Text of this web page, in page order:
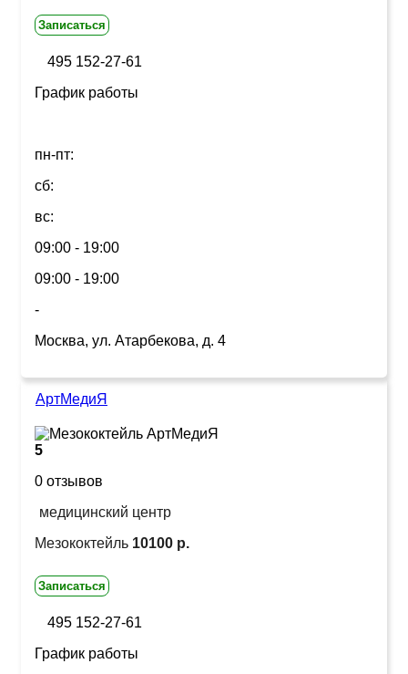
Записаться
495 152-27-61
График работы
пн-пт:
сб:
вс:
09:00 - 19:00
09:00 - 19:00
-
Москва, ул. Атарбекова, д. 4
АртМедиЯ
5
0 отзывов
медицинский центр
Мезококтейль 10100 р.
Записаться
495 152-27-61
График работы